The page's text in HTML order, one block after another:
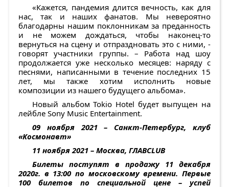
«Кажется, пандемия длится вечность, как для
нас, так и наших фанатов. Мы невероятно
благодарны нашим поклонникам за преданность
и не можем дождаться, чтобы наконец-то
вернуться на сцену и отпраздновать это с ними, -
говорят участники группы. – Работа над шоу
продолжается уже несколько месяцев: наряду с
песнями, написанными в течение последних 15
лет, мы также хотим исполнить новые
композиции из нашего будущего альбома».
Новый альбом Tokio Hotel будет выпущен на
лейбле Sony Music Entertainment.
09 ноября 2021 – Санкт-Петербург, клуб
«Космонавт»
11 ноября 2021 – Москва, ГЛАВCLUB
Билеты поступят в продажу 11 декабря
2020г. в 13:00 по московскому времени. Первые
100 билетов по специальной цене – успей